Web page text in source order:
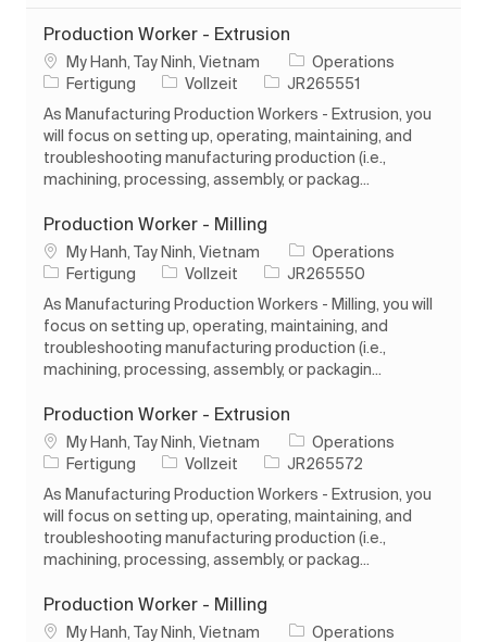
Production Worker - Extrusion
Ort My Hanh, Tay Ninh, Vietnam
Operations
Kategorie
Fertigung Auftragstyp
Vollzeit Auftrags-ID
JR265551
As Manufacturing Production Workers - Extrusion, you
will focus on setting up, operating, maintaining, and
troubleshooting manufacturing production (i.e.,
machining, processing, assembly, or packag...
Production Worker - Milling
Ort My Hanh, Tay Ninh, Vietnam
Operations
Kategorie
Fertigung Auftragstyp
Vollzeit Auftrags-ID
JR265550
As Manufacturing Production Workers - Milling, you will
focus on setting up, operating, maintaining, and
troubleshooting manufacturing production (i.e.,
machining, processing, assembly, or packagin...
Production Worker - Extrusion
Ort My Hanh, Tay Ninh, Vietnam
Operations
Kategorie
Fertigung Auftragstyp
Vollzeit Auftrags-ID
JR265572
As Manufacturing Production Workers - Extrusion, you
will focus on setting up, operating, maintaining, and
troubleshooting manufacturing production (i.e.,
machining, processing, assembly, or packag...
Production Worker - Milling
Ort My Hanh, Tay Ninh, Vietnam
Operations